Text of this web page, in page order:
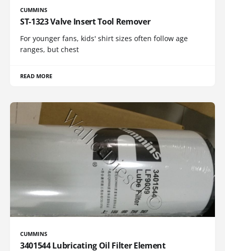
CUMMINS
ST-1323 Valve Insert Tool Remover
For younger fans, kids' shirt sizes often follow age
ranges, but chest
READ MORE
CUMMINS
3401544 Lubricating Oil Filter Element